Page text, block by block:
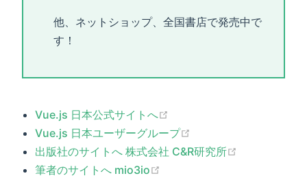
他、ネットショップ、全国書店で発売中で
す！
Vue.js 日本公式サイトへ
Vue.js 日本ユーザーグループ
出版社のサイトへ 株式会社 C&R研究所
筆者のサイトへ mio3io